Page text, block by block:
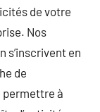
de votre
Nos
s’inscrivent en
de
permettre à